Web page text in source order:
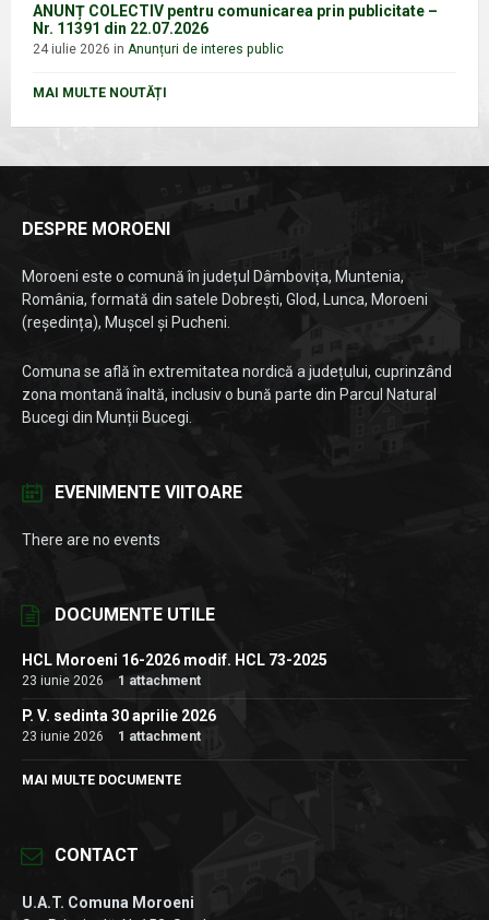
ANUNȚ COLECTIV pentru comunicarea prin publicitate –
Nr. 11391 din 22.07.2026
24 iulie 2026 in Anunțuri de interes public
MAI MULTE NOUTĂȚI
DESPRE MOROENI
Moroeni este o comună în județul Dâmbovița, Muntenia,
România, formată din satele Dobrești, Glod, Lunca, Moroeni
(reședința), Mușcel și Pucheni.
Comuna se află în extremitatea nordică a județului, cuprinzând
zona montană înaltă, inclusiv o bună parte din Parcul Natural
Bucegi din Munții Bucegi.
EVENIMENTE VIITOARE
There are no events
DOCUMENTE UTILE
HCL Moroeni 16-2026 modif. HCL 73-2025
23 iunie 2026 1 attachment
P. V. sedinta 30 aprilie 2026
23 iunie 2026 1 attachment
MAI MULTE DOCUMENTE
CONTACT
U.A.T. Comuna Moroeni